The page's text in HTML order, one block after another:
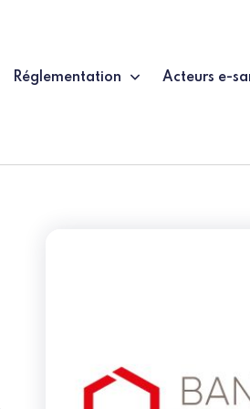
Réglementation Acteurs e-